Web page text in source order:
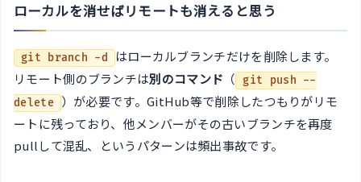
ローカルを消せばリモートも消えると思う
git branch -d
はローカルブランチだけを削除します。
リモート側のブランチは別のコマンド （ git push --
delete ）が必要です。GitHub等で削除したつもりがリモ
ートに残っており、他メンバーがその古いブランチを再度
pullして混乱、というパターンは頻出事故です。